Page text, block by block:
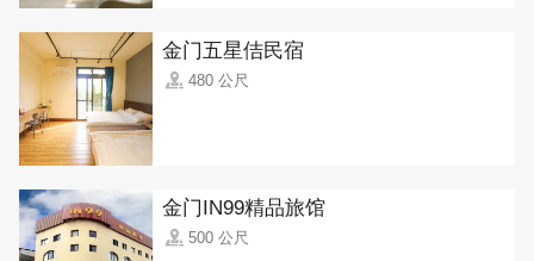
金门五星佶民宿
480 公尺
金门IN99精品旅馆
500 公尺